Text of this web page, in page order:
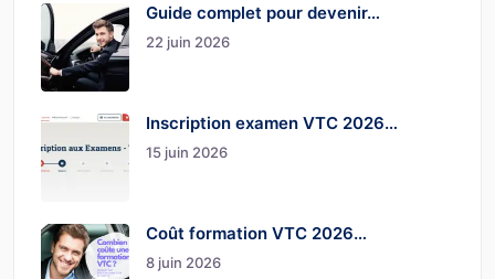
Guide complet pour devenir…
22 juin 2026
Inscription examen VTC 2026…
15 juin 2026
Coût formation VTC 2026…
8 juin 2026